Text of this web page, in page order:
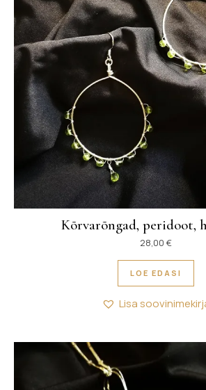
Kõrvarõngad, peridoot,
28,00 €
LOE EDASI
Lisa